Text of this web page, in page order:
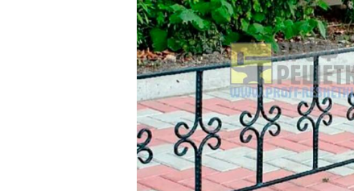
Ограждения лестничного марша
Перила для школы
Перила для детского сада
Перила для подъезда
Перила для террасы
Перила на забежные лестницы